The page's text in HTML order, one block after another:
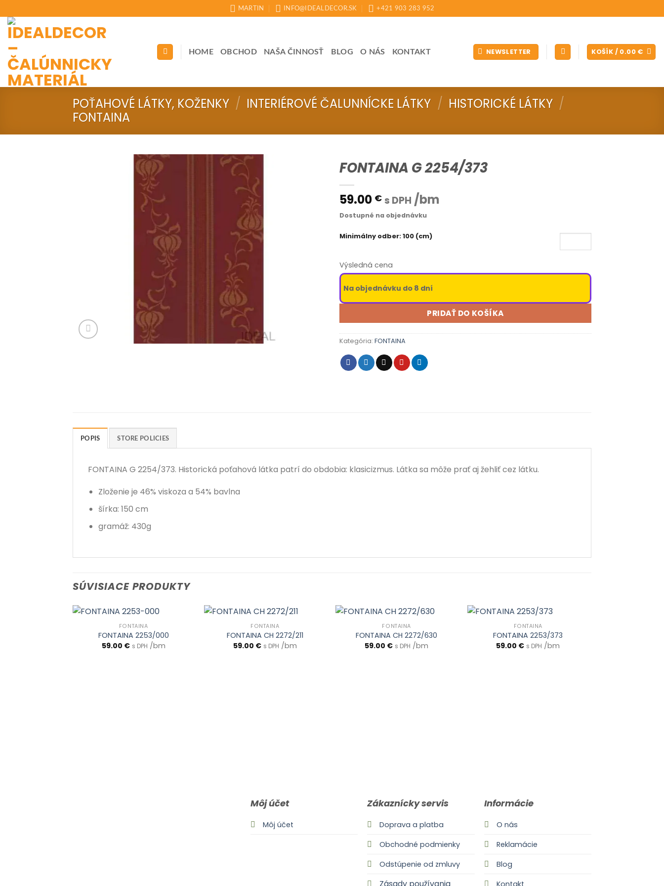
to
content
MARTIN INFO@IDEALDECOR.SK +421 903 283 952
HOME OBCHOD NAŠA ČINNOSŤ BLOG O NÁS KONTAKT NEWSLETTER KOŠÍK / 0.00 €
POŤAHOVÉ LÁTKY, KOŽENKY / INTERIÉROVÉ ČALUNNÍCKE LÁTKY / HISTORICKÉ LÁTKY /
FONTAINA
FONTAINA G 2254/373
59.00 € s DPH /bm
Dostupné na objednávku
Minimálny odber: 100 (cm)
Výsledná cena
Na objednávku do 8 dní
PRIDAŤ DO KOŠÍKA
Kategória: FONTAINA
POPIS STORE POLICIES
FONTAINA G 2254/373. Historická poťahová látka patrí do obdobia: klasicizmus. Látka sa môže prať aj žehliť cez látku.
Zloženie je 46% viskoza a 54% bavlna
šírka: 150 cm
gramáž: 430g
SÚVISIACE PRODUKTY
FONTAINA
FONTAINA 2253/000
59.00 € s DPH /bm
FONTAINA
FONTAINA CH 2272/211
59.00 € s DPH /bm
FONTAINA
FONTAINA CH 2272/630
59.00 € s DPH /bm
FONTAINA
FONTAINA 2253/373
59.00 € s DPH /bm
Môj účet
Môj účet
Zákaznícky servis
Doprava a platba
Obchodné podmienky
Odstúpenie od zmluvy
Zásady používania
Informácie
O nás
Reklamácie
Blog
Kontakt